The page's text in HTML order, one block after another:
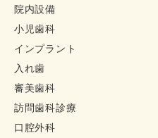
院内設備
小児歯科
インプラント
入れ歯
審美歯科
訪問歯科診療
口腔外科